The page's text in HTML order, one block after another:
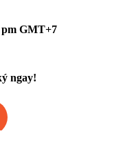
pm GMT+7
ngay!